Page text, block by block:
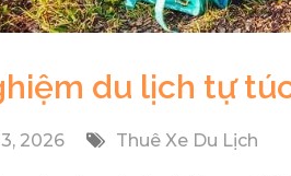
du lịch tự
2026 Thuê Xe Du Lịch